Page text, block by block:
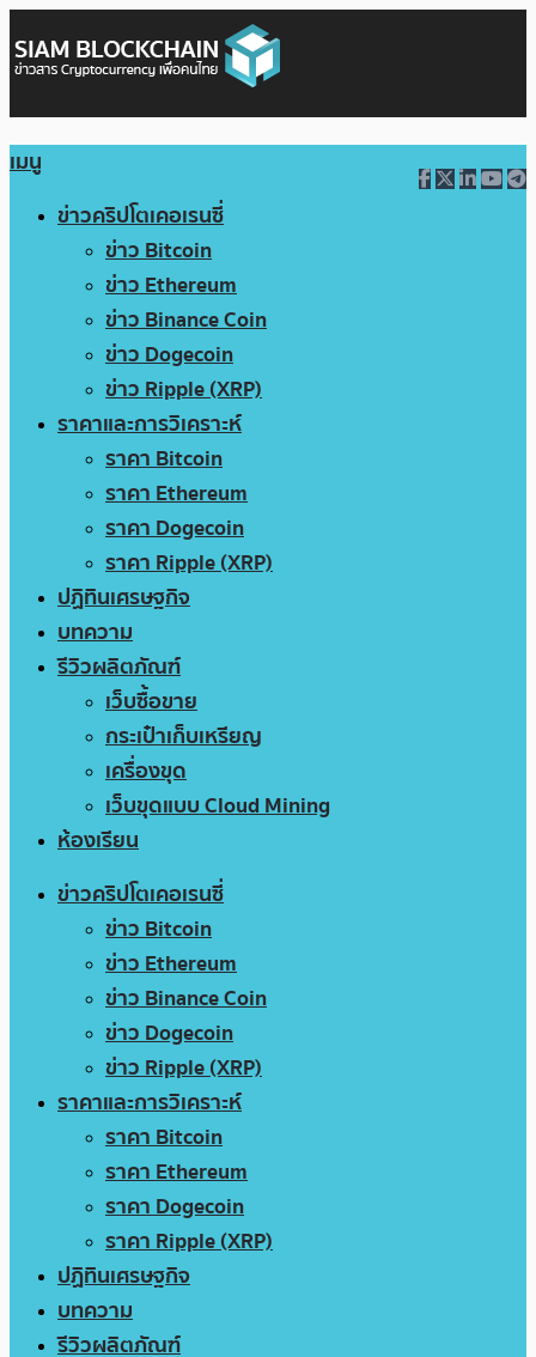
เมนู
ข่าวคริปโตเคอเรนซี่
ข่าว Bitcoin
ข่าว Ethereum
ข่าว Binance Coin
ข่าว Dogecoin
ข่าว Ripple (XRP)
ราคาและการวิเคราะห์
ราคา Bitcoin
ราคา Ethereum
ราคา Dogecoin
ราคา Ripple (XRP)
ปฏิทินเศรษฐกิจ
บทความ
รีวิวผลิตภัณฑ์
เว็บซื้อขาย
กระเป๋าเก็บเหรียญ
เครื่องขุด
เว็บขุดแบบ Cloud Mining
ห้องเรียน
ข่าวคริปโตเคอเรนซี่
ข่าว Bitcoin
ข่าว Ethereum
ข่าว Binance Coin
ข่าว Dogecoin
ข่าว Ripple (XRP)
ราคาและการวิเคราะห์
ราคา Bitcoin
ราคา Ethereum
ราคา Dogecoin
ราคา Ripple (XRP)
ปฏิทินเศรษฐกิจ
บทความ
รีวิวผลิตภัณฑ์